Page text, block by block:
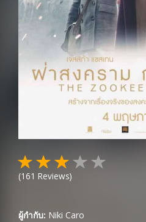
(161 Reviews)
ผู้กำกับ: Niki Caro